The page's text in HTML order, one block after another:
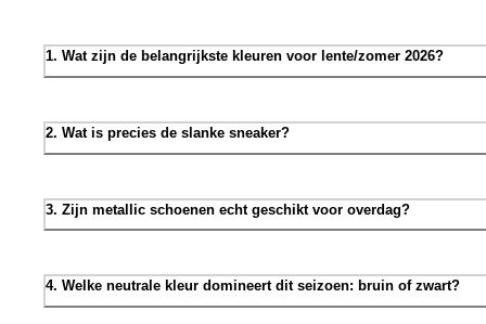
1. Wat zijn de belangrijkste kleuren voor lente/zomer 2026?
2. Wat is precies de slanke sneaker?
3. Zijn metallic schoenen echt geschikt voor overdag?
4. Welke neutrale kleur domineert dit seizoen: bruin of zwart?